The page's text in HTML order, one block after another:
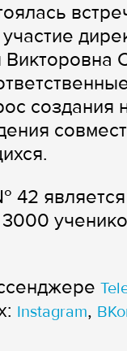
создания
Instagram,